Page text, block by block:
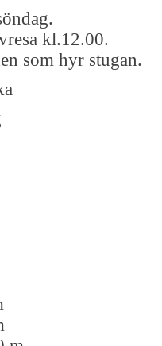
kl.12.00.
som hyr stugan.